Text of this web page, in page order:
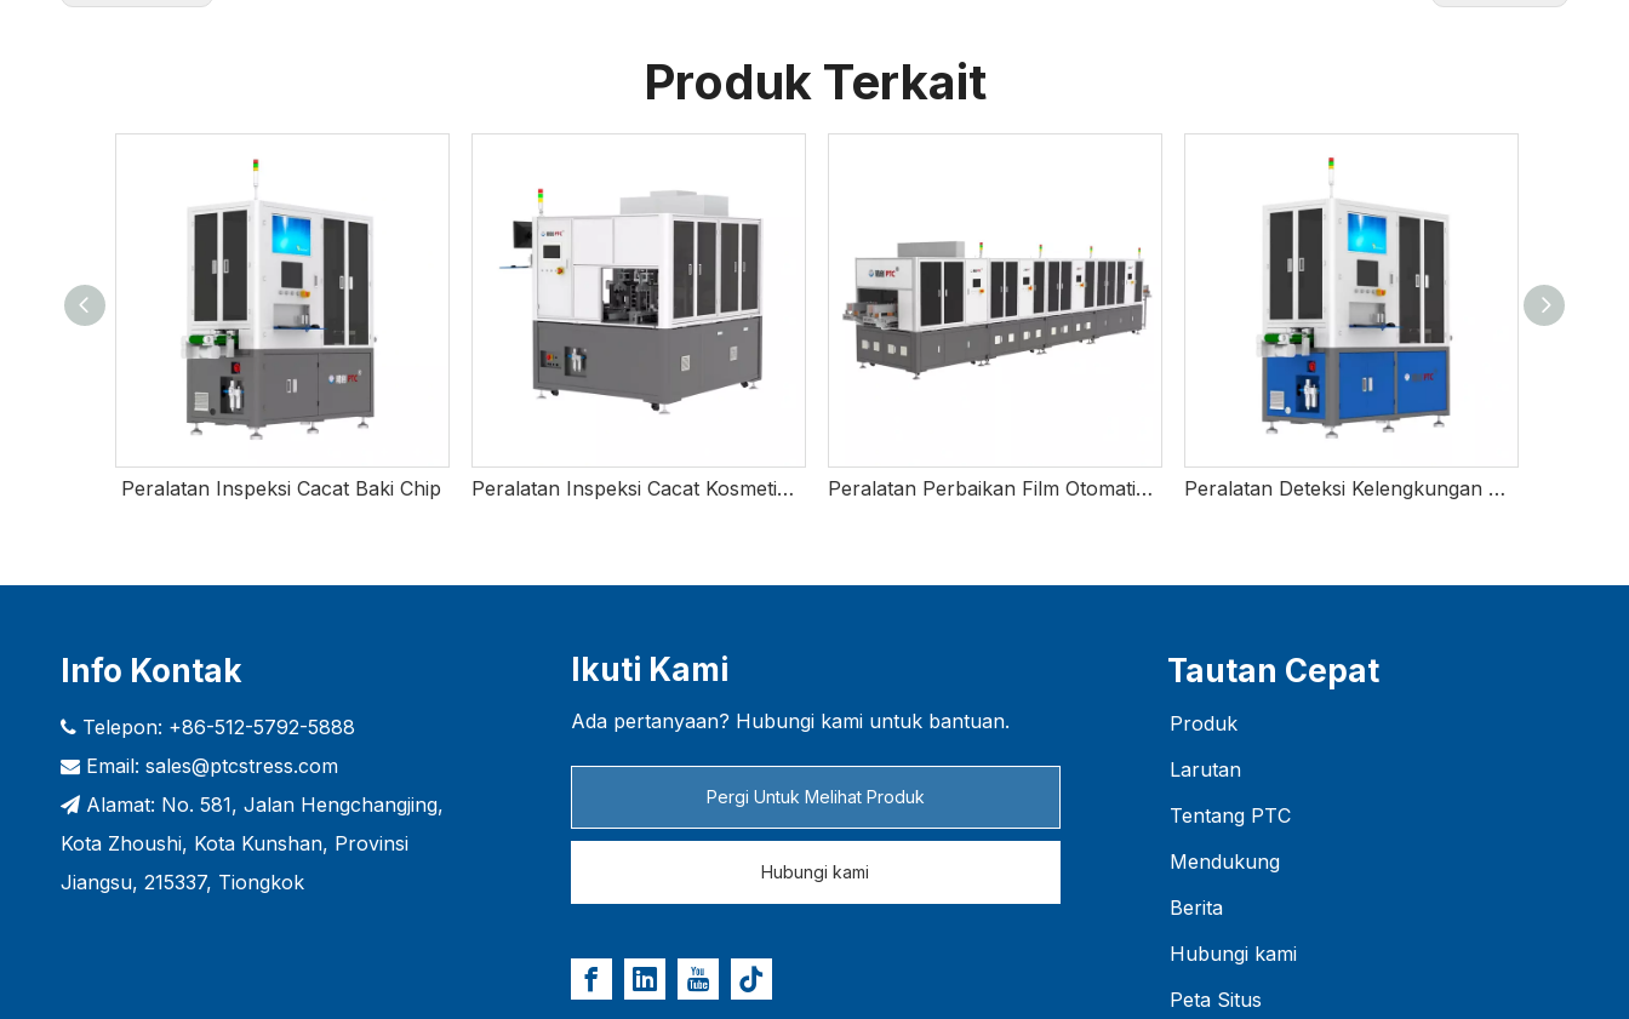
Produk Terkait
Info Kontak
 Telepon: +86-512-5792-5888
 Email: sales@ptcstress.com
 Alamat: No. 581, Jalan Hengchangjing,
Kota Zhoushi, Kota Kunshan, Provinsi
Jiangsu, 215337, Tiongkok
Ikuti Kami
Ada pertanyaan? Hubungi kami untuk bantuan.
Pergi Untuk Melihat Produk
Hubungi kami
Tautan Cepat
Produk
Larutan
Tentang PTC
Mendukung
Berita
Hubungi kami
Peta Situs